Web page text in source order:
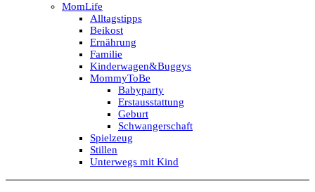
MomLife
Alltagstipps
Beikost
Ernährung
Familie
Kinderwagen&Buggys
MommyToBe
Babyparty
Erstausstattung
Geburt
Schwangerschaft
Spielzeug
Stillen
Unterwegs mit Kind